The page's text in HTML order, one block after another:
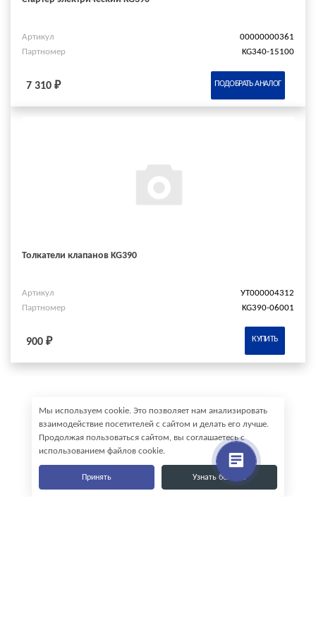
Артикул
00000000361
Партномер
KG340-15100
7 310 ₽ ПОДОБРАТЬ АНАЛОГ
Толкатели клапанов KG390
Артикул
УТ000004312
Партномер
KG390-06001
900 ₽ КУПИТЬ
Мы используем cookie. Это позволяет нам анализировать
взаимодействие посетителей с сайтом и делать его лучше.
Продолжая пользоваться сайтом, вы соглашаетесь с
использованием файлов cookie.
Принять Узнать больше